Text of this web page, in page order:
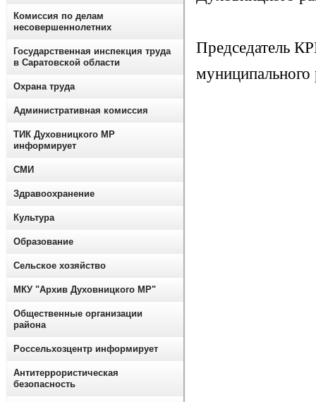
Председатель
Комиссия по делам
несовершеннолетних
Государственная инспекция труда
в Саратовской области
Охрана труда
Административная комиссия
ТИК Духовницкого МР
информирует
СМИ
Здравоохранение
Культура
Образование
Сельское хозяйство
МКУ "Архив Духовницкого МР"
Общественные организации
района
Россельхозцентр информирует
Антитеррористическая
безопасность